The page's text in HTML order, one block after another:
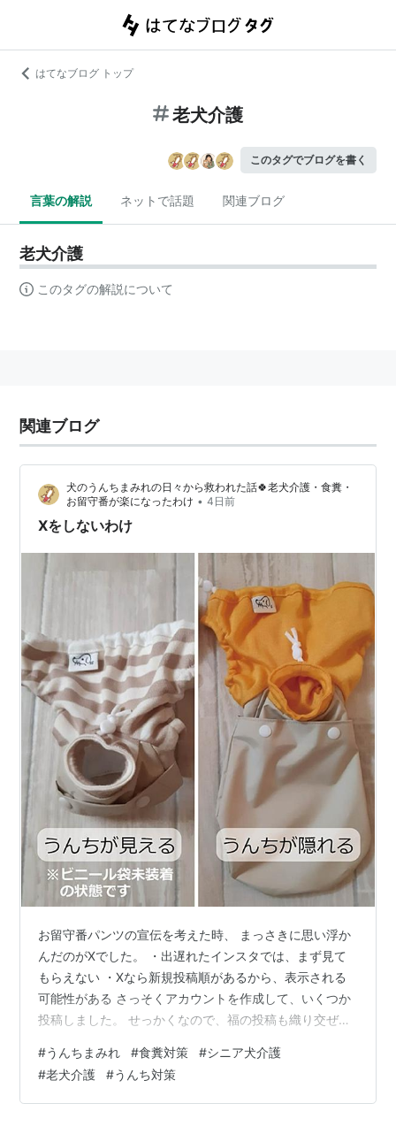
はてなブログ トップ
老犬介護
このタグでブログを書く
言葉の解説 ネットで話題 関連ブログ
老犬介護
このタグの解説について
関連ブログ
犬のうんちまみれの日々から救われた話🍀老犬介護・食糞・
お留守番が楽になったわけ • 4日前
Xをしないわけ
お留守番パンツの宣伝を考えた時、 まっさきに思い浮か
んだのがXでした。 ・出遅れたインスタでは、まず見て
もらえない ・Xなら新規投稿順があるから、表示される
可能性がある さっそくアカウントを作成して、いくつか
投稿しました。 せっかくなので、福の投稿も織り交ぜて
していました。 ところが、 何度投稿しても、まったく反
映されません。 「これが噂のシャドウバン？」 そう思い
ながら、サブ垢で何度も確認してしまいました。 投稿に
#うんちまみれ #食糞対策 #シニア犬介護
#老犬介護 #うんち対策